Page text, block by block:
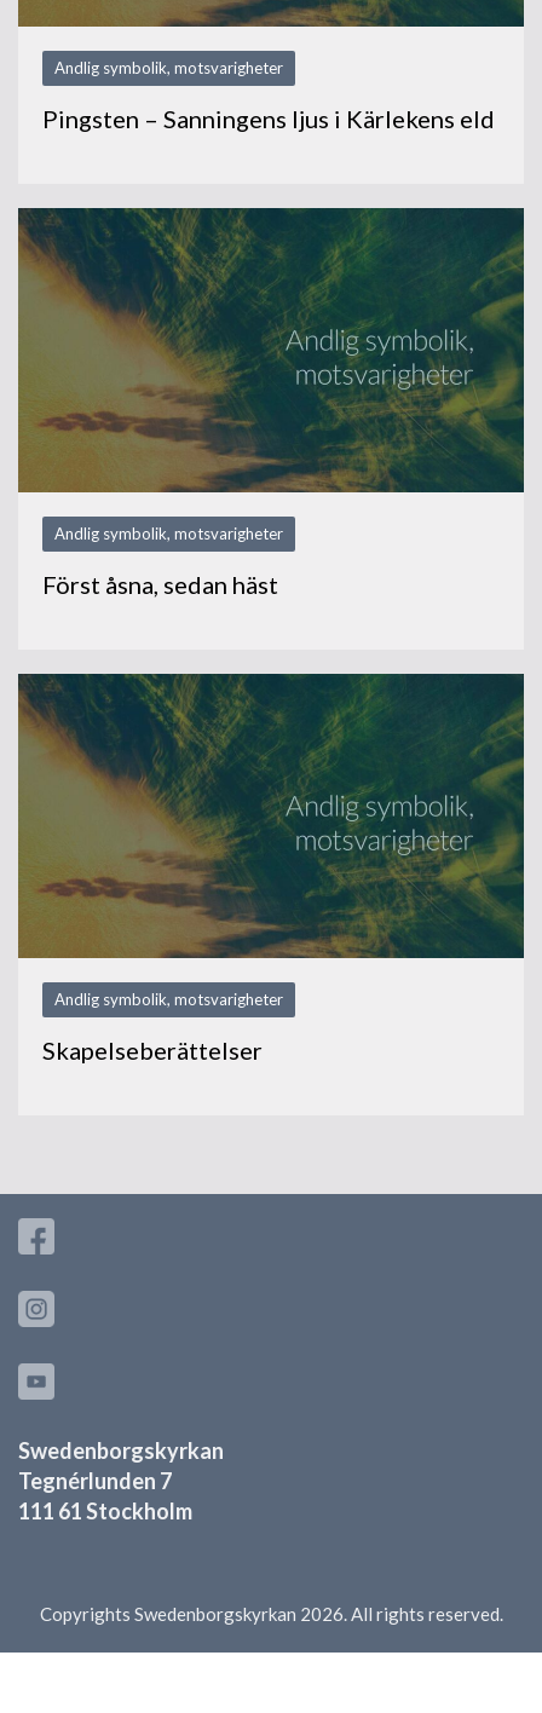
Andlig symbolik, motsvarigheter
Pingsten – Sanningens ljus i Kärlekens eld
Andlig symbolik, motsvarigheter
Först åsna, sedan häst
Andlig symbolik, motsvarigheter
Skapelseberättelser
Swedenborgskyrkan
Tegnérlunden 7
111 61 Stockholm
Copyrights Swedenborgskyrkan 2026. All rights reserved.